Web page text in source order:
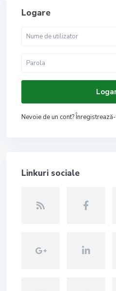
Logare
Nevoie de un cont?
Linkuri sociale